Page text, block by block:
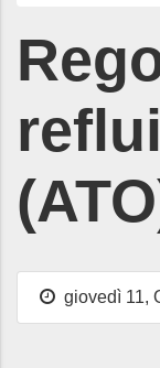
giovedì 11,